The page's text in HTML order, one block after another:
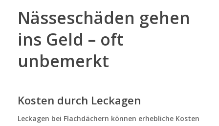
Nässeschäden gehen
ins Geld – oft
unbemerkt
Kosten durch Leckagen
Leckagen bei Flachdächern können erhebliche Kosten